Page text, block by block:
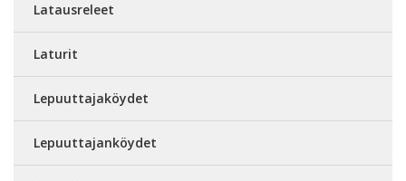
Latausreleet
Laturit
Lepuuttajaköydet
Lepuuttajanköydet